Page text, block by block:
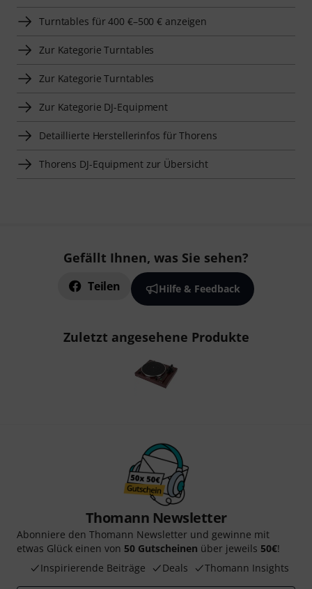
Turntables für 400 €–500 € anzeigen
Zur Kategorie Turntables
Zur Kategorie Turntables
Zur Kategorie DJ-Equipment
Detaillierte Herstellerinfos für Thorens
Thorens DJ-Equipment zur Übersicht
Gefällt Ihnen, was Sie sehen?
Teilen Hilfe & Feedback
Zuletzt angesehene Produkte
Thomann Newsletter
Abonniere den Thomann Newsletter und gewinne mit
etwas Glück einen von 50 Gutscheinen über jeweils 50€!
Inspirierende Beiträge
Deals Thomann Insights